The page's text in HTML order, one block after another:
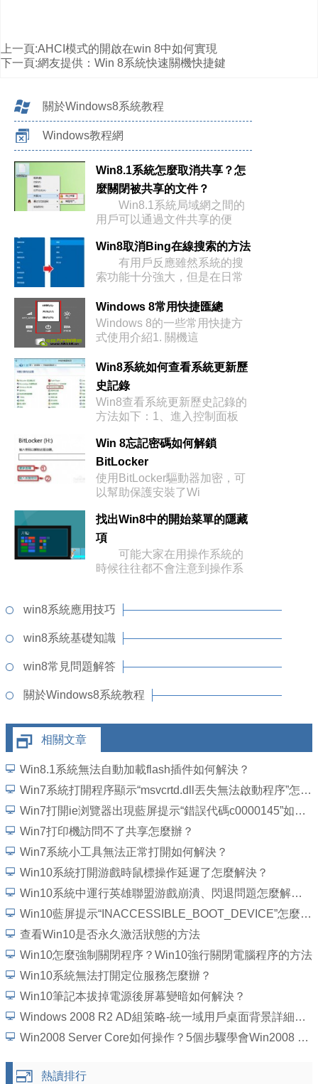
上一頁:AHCI模式的開啟在win 8中如何實現
下一頁:網友提供：Win 8系統快速關機快捷鍵
關於Windows8系統教程
Windows教程網
Win8.1系統怎麼取消共享？怎
麼關閉被共享的文件？
Win8.1系統局域網之間的
用戶可以通過文件共享的便
Win8取消Bing在線搜索的方法
有用戶反應雖然系統的搜
索功能十分強大，但是在日常
Windows 8常用快捷匯總
Windows 8的一些常用快捷方
式使用介紹1. 關機這
Win8系統如何查看系統更新歷
史記錄
Win8查看系統更新歷史記錄的
方法如下：1、進入控制面板
Win 8忘記密碼如何解鎖
BitLocker
使用BitLocker驅動器加密，可
以幫助保護安裝了Wi
找出Win8中的開始菜單的隱藏
項
可能大家在用操作系統的
時候往往都不會注意到操作系
win8系統應用技巧
win8系統基礎知識
win8常見問題解答
關於Windows8系統教程
相關文章
Win8.1系統無法自動加載flash插件如何解決？
Win7系統打開程序顯示“msvcrtd.dll丟失無法啟動程序”怎麼解決
Win7打開ie浏覽器出現藍屏提示“錯誤代碼c0000145”如何解決？
Win7打印機訪問不了共享怎麼辦？
Win7系統小工具無法正常打開如何解決？
Win10系統打開游戲時鼠標操作延遲了怎麼解決？
Win10系統中運行英雄聯盟游戲崩潰、閃退問題怎麼解決？
Win10藍屏提示“INACCESSIBLE_BOOT_DEVICE”怎麼處理？
查看Win10是否永久激活狀態的方法
Win10怎麼強制關閉程序？Win10強行關閉電腦程序的方法
Win10系統無法打開定位服務怎麼辦？
Win10筆記本拔掉電源後屏幕變暗如何解決？
Windows 2008 R2 AD組策略-統一域用戶桌面背景詳細圖文教程
Win2008 Server Core如何操作？5個步驟學會Win2008 Server Core操作
熱讀排行